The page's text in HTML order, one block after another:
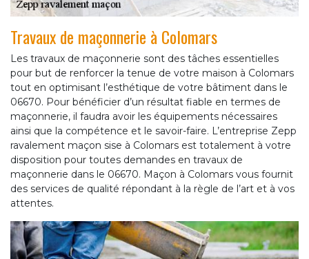
Travaux de maçonnerie à Colomars
Les travaux de maçonnerie sont des tâches essentielles
pour but de renforcer la tenue de votre maison à Colomars
tout en optimisant l’esthétique de votre bâtiment dans le
06670. Pour bénéficier d’un résultat fiable en termes de
maçonnerie, il faudra avoir les équipements nécessaires
ainsi que la compétence et le savoir-faire. L’entreprise Zepp
ravalement maçon sise à Colomars est totalement à votre
disposition pour toutes demandes en travaux de
maçonnerie dans le 06670. Maçon à Colomars vous fournit
des services de qualité répondant à la règle de l’art et à vos
attentes.